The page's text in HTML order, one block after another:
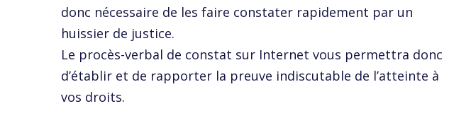
donc nécessaire de les faire constater rapidement par un
huissier de justice.
Le procès-verbal de constat sur Internet vous permettra donc
d’établir et de rapporter la preuve indiscutable de l’atteinte à
vos droits.